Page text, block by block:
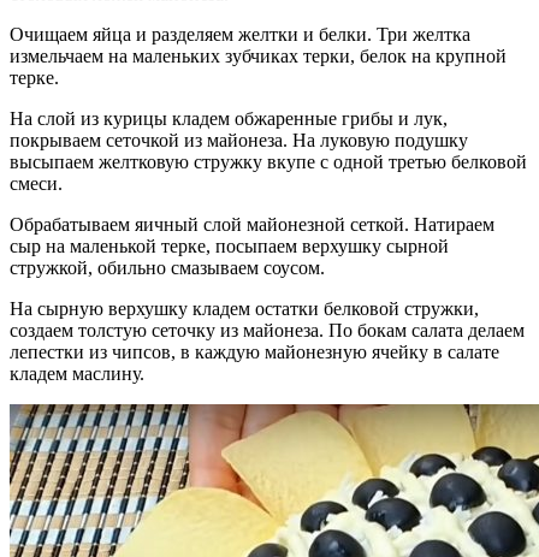
Очищаем яйца и разделяем желтки и белки. Три желтка
измельчаем на маленьких зубчиках терки, белок на крупной
терке.
На слой из курицы кладем обжаренные грибы и лук,
покрываем сеточкой из майонеза. На луковую подушку
высыпаем желтковую стружку вкупе с одной третью белковой
смеси.
Обрабатываем яичный слой майонезной сеткой. Натираем
сыр на маленькой терке, посыпаем верхушку сырной
стружкой, обильно смазываем соусом.
На сырную верхушку кладем остатки белковой стружки,
создаем толстую сеточку из майонеза. По бокам салата делаем
лепестки из чипсов, в каждую майонезную ячейку в салате
кладем маслину.